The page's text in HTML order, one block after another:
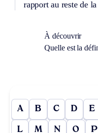
rapport au reste de
À découvrir
Quelle est la
A B C D E
L M N O P